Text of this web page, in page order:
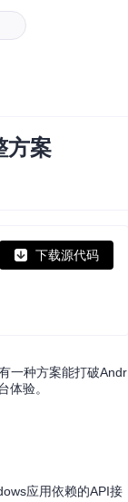
方案
下载源代码
一种方案能打破Andr
体验。
应用依赖的API接